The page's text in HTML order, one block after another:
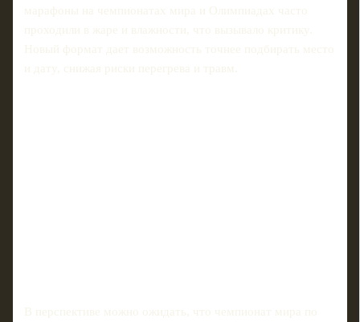
марафоны на чемпионатах мира и Олимпиадах часто
проходили в жаре и влажности, что вызывало критику.
Новый формат дает возможность точнее подбирать место
и дату, снижая риски перегрева и травм.
В перспективе можно ожидать, что чемпионат мира по